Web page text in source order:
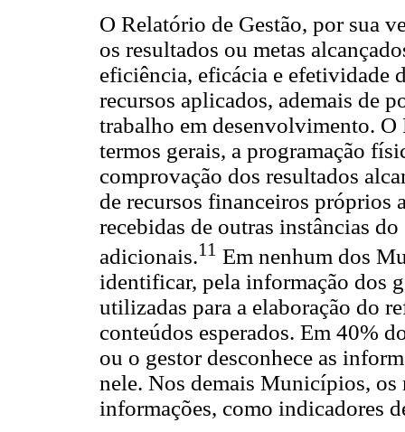
O Relatório de Gestão, por sua
os resultados ou metas
eficiência, eficácia e efetividade
recursos aplicados, ademais de
trabalho em desenvolvimento. O
termos gerais, a programação
comprovação dos resultados
de recursos financeiros próprios
recebidas de outras instâncias
adicionais.11 Em nenhum dos
identificar, pela informação dos
utilizadas para a elaboração do
conteúdos esperados. Em 40%
ou o gestor desconhece as
nele. Nos demais Municípios, os
informações, como indicadores